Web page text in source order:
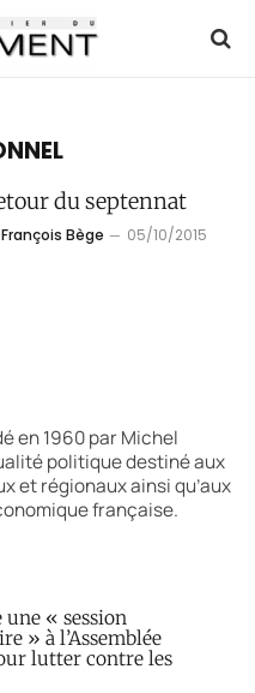
du septennat
Bège 05/10/2015
en 1960 par Michel
politique destiné aux
et régionaux ainsi qu’aux
française.
« session
» à l’Assemblée
lutter contre les